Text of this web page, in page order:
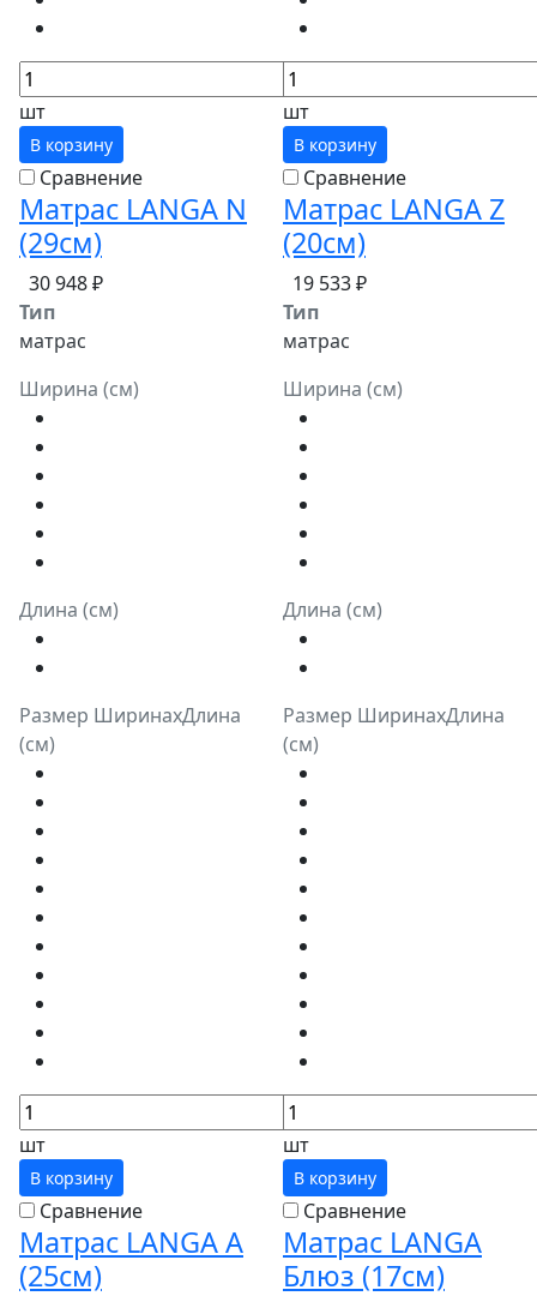
шт
В корзину
Сравнение
шт
В корзину
Сравнение
Матрас LANGA N
(29см)
30 948 ₽
Тип
матрас
Ширина (см)
Длина (см)
Размер ШиринахДлина
(см)
шт
В корзину
Сравнение
Матрас LANGA Z
(20см)
19 533 ₽
Тип
матрас
Ширина (см)
Длина (см)
Размер ШиринахДлина
(см)
шт
В корзину
Сравнение
Матрас LANGA А
(25см)
Матрас LANGA
Блюз (17см)